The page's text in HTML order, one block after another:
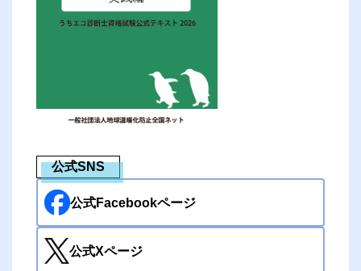
公式SNS
公式Facebookページ
公式Xページ